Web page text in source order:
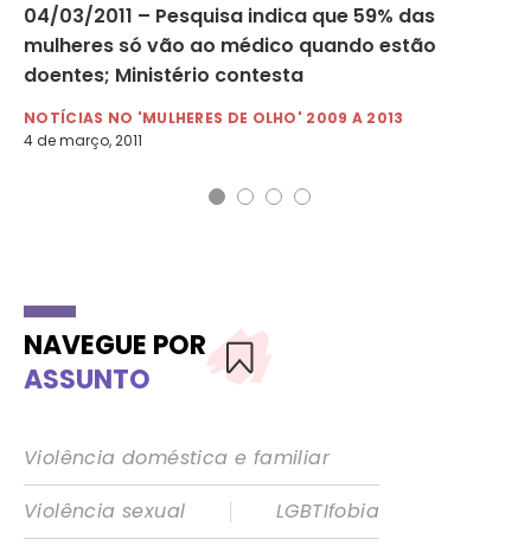
04/03/2011 – Pesquisa indica que 59% das
mulheres só vão ao médico quando estão
doentes; Ministério contesta
NOTÍCIAS NO 'MULHERES DE OLHO' 2009 A 2013
4 de março, 2011
NAVEGUE POR
ASSUNTO
Violência doméstica e familiar
Violência sexual
|
LGBTIfobia